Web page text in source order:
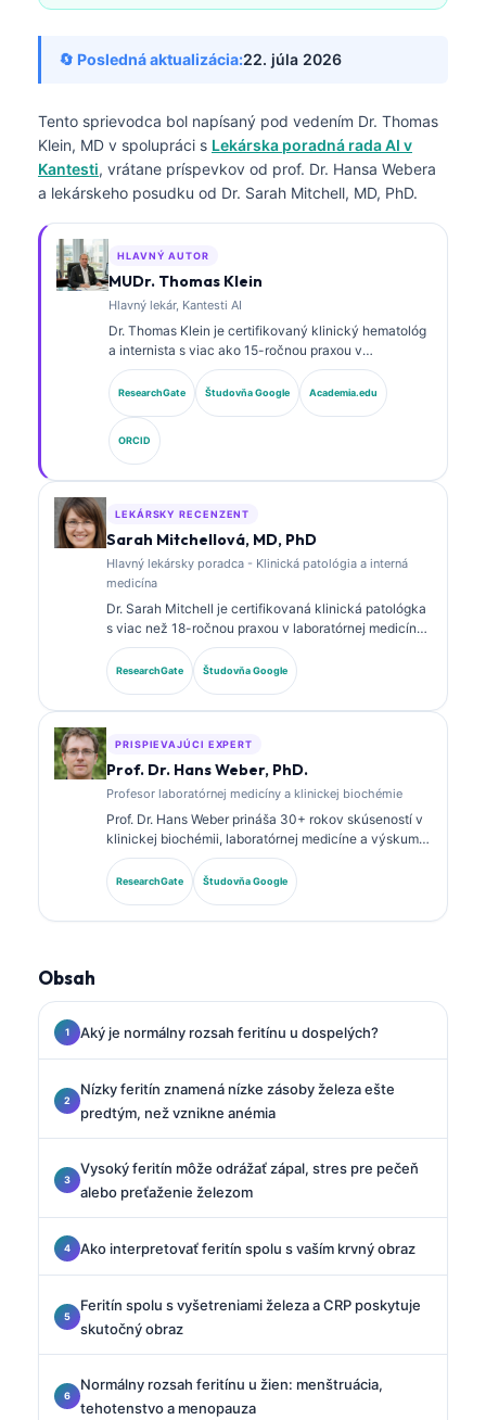
🔄 Posledná aktualizácia:22. júla 2026
Tento sprievodca bol napísaný pod vedením Dr. Thomas
Klein, MD v spolupráci s Lekárska poradná rada AI v
Kantesti, vrátane príspevkov od prof. Dr. Hansa Webera
a lekárskeho posudku od Dr. Sarah Mitchell, MD, PhD.
HLAVNÝ AUTOR
MUDr. Thomas Klein
Hlavný lekár, Kantesti AI
Dr. Thomas Klein je certifikovaný klinický hematológ
a internista s viac ako 15-ročnou praxou v
laboratórnej medicíne a analýze klinických údajov s
podporou AI. Ako hlavný lekársky riaditeľ v
spoločnosti Kantesti AI poskytuje klinický dohľad nad
medicínskou presnosťou proprietárnej neurónovej
siete. Dr. Klein publikoval rozsiahle práce o
interpretácii biomarkerov a laboratórnej diagnostike v
oblasti laboratórnej medicíny.
ResearchGate Študovňa Google Academia.edu
ORCID
LEKÁRSKY RECENZENT
Sarah Mitchellová, MD, PhD
Hlavný lekársky poradca - Klinická patológia a interná
medicína
Dr. Sarah Mitchell je certifikovaná klinická patológka
s viac než 18-ročnou praxou v laboratórnej medicíne
a diagnostickej analýze. Má špecializované
certifikácie v klinickej biochémii a rozsiahle
publikovala o paneloch biomarkerov a laboratórnej
ResearchGate Študovňa Google
PRISPIEVAJÚCI EXPERT
Prof. Dr. Hans Weber, PhD.
Profesor laboratórnej medicíny a klinickej biochémie
Prof. Dr. Hans Weber prináša 30+ rokov skúseností v
klinickej biochémii, laboratórnej medicíne a výskume
biomarkerov. Bývalý prezident Nemeckej spoločnosti
pre klinickú biochémiu, špecializuje sa na analýzu
diagnostických panelov, štandardizáciu biomarkerov
ResearchGate Študovňa Google
Obsah
Aký je normálny rozsah feritínu u dospelých?
Nízky feritín znamená nízke zásoby železa ešte
predtým, než vznikne anémia
Vysoký feritín môže odrážať zápal, stres pre pečeň
alebo preťaženie železom
Ako interpretovať feritín spolu s vaším krvný obraz
Feritín spolu s vyšetreniami železa a CRP poskytuje
skutočný obraz
Normálny rozsah feritínu u žien: menštruácia,
tehotenstvo a menopauza